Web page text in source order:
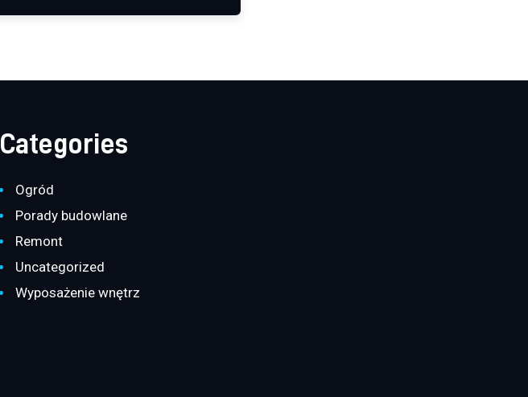
Categories
Ogród
Porady budowlane
Remont
Uncategorized
Wyposażenie wnętrz